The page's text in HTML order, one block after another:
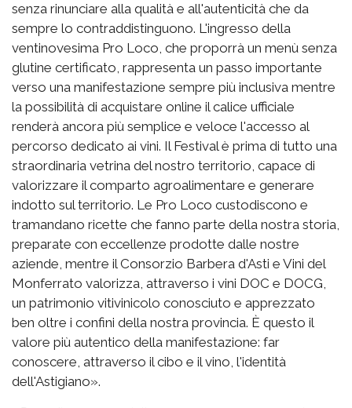
senza rinunciare alla qualità e all'autenticità che da
sempre lo contraddistinguono. L'ingresso della
ventinovesima Pro Loco, che proporrà un menù senza
glutine certificato, rappresenta un passo importante
verso una manifestazione sempre più inclusiva mentre
la possibilità di acquistare online il calice ufficiale
renderà ancora più semplice e veloce l'accesso al
percorso dedicato ai vini. Il Festival è prima di tutto una
straordinaria vetrina del nostro territorio, capace di
valorizzare il comparto agroalimentare e generare
indotto sul territorio. Le Pro Loco custodiscono e
tramandano ricette che fanno parte della nostra storia,
preparate con eccellenze prodotte dalle nostre
aziende, mentre il Consorzio Barbera d'Asti e Vini del
Monferrato valorizza, attraverso i vini DOC e DOCG,
un patrimonio vitivinicolo conosciuto e apprezzato
ben oltre i confini della nostra provincia. È questo il
valore più autentico della manifestazione: far
conoscere, attraverso il cibo e il vino, l'identità
dell'Astigiano».